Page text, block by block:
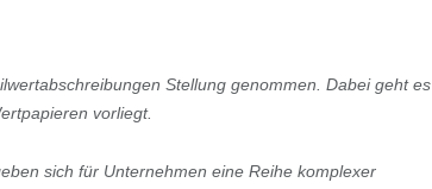
Stellung genommen. Dabei geht es
vorliegt.
sich für Unternehmen eine Reihe komplexer